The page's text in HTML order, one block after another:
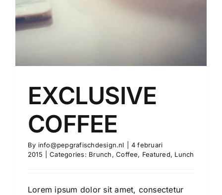
EXCLUSIVE
COFFEE
By info@pepgrafischdesign.nl
4 februari
2015
Categories: Brunch,Coffee, Featured, Lunch
Lorem ipsum dolor sit amet, consectetur